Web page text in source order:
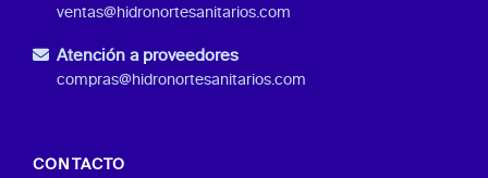
ventas@hidronortesanitarios.com
Atención a proveedores
compras@hidronortesanitarios.com
CONTACTO